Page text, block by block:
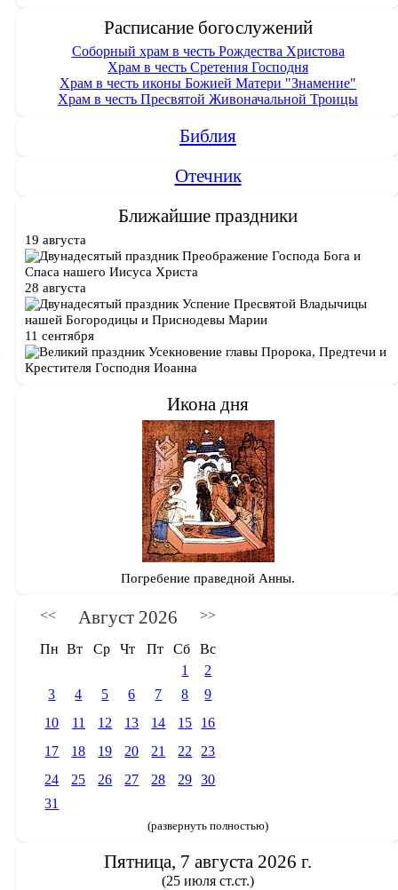
Расписание богослужений
Соборный храм в честь Рождества Христова
Храм в честь Сретения Господня
Храм в честь иконы Божией Матери "Знамение"
Храм в честь Пресвятой Живоначальной Троицы
Библия
Отечник
Ближайшие праздники
19 августа
Преображение Господа Бога и
Спаса нашего Иисуса Христа
28 августа
Успение Пресвятой Владычицы
нашей Богородицы и Приснодевы Марии
11 сентября
Усекновение главы Пророка, Предтечи и
Крестителя Господня Иоанна
Икона дня
Погребение праведной Анны.
<< Август 2026 >>
Пн Вт Ср Чт Пт Сб
Вс
1
2
3
4 5 6 7 8
9
10
11 12 13 14 15
16
17
18 19 20 21 22
23
24
25 26 27 28 29
30
31
(развернуть полностью)
Пятница, 7 августа 2026 г.
(25 июля ст.ст.)